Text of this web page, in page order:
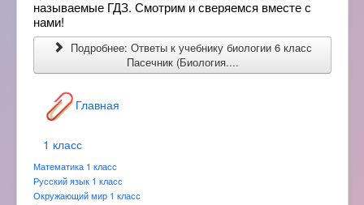
называемые ГДЗ. Смотрим и сверяемся вместе с
нами!
Подробнее: Ответы к учебнику биологии 6 класс
Пасечник (Биология....
Главная
1 класс
Математика 1 класс
Русский язык 1 класс
Окружающий мир 1 класс